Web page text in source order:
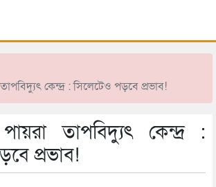
কেন্দ্র : সিলেটেও পড়বে প্রভাব!
তাপবিদ্যুৎ কেন্দ্র :
প্রভাব!